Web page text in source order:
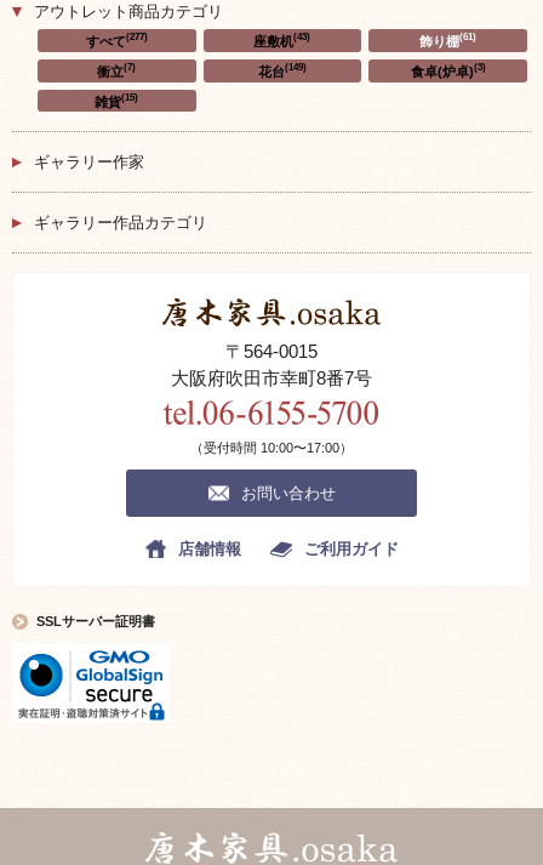
アウトレット商品カテゴリ
すべて(277) 座敷机(43) 飾り棚(61)
衝立(7) 花台(149) 食卓(炉卓)(3)
雑貨(15)
ギャラリー作家
ギャラリー作品カテゴリ
〒564-0015
大阪府吹田市幸町8番7号
（受付時間 10:00〜17:00）
お問い合わせ
店舗情報 ご利用ガイド
SSLサーバー証明書